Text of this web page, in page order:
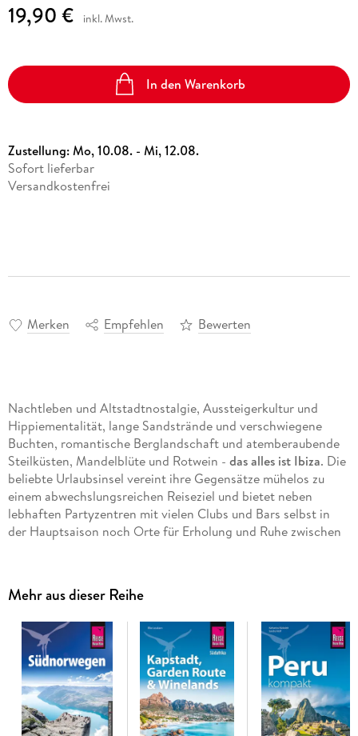
19,90 € inkl. Mwst.
In den Warenkorb
Zustellung:Mo, 10.08. - Mi, 12.08.
Sofort lieferbar
Versandkostenfrei
Merken Empfehlen Bewerten
Nachtleben und Altstadtnostalgie, Aussteigerkultur und
Hippiementalität, lange Sandstrände und verschwiegene
Buchten, romantische Berglandschaft und atemberaubende
Steilküsten, Mandelblüte und Rotwein - das alles ist Ibiza. Die
beliebte Urlaubsinsel vereint ihre Gegensätze mühelos zu
einem abwechslungsreichen Reiseziel und bietet neben
lebhaften Partyzentren mit vielen Clubs und Bars selbst in
der Hauptsaison noch Orte für Erholung und Ruhe zwischen
entspanntes, authentisches Inselleben.
Das steckt in unserem Reiseführer Ibiza mit Formentera:
- Beschreibungen aller Städte, Regionen und Strände Ibizas:
Eivissa (Ibiza-Stadt), Santa Eulària des Riu und der Osten, der
Inselnorden mit Port Sant Miquel und Portinatx, der
Nordwesten mit Sant Antoni, der Südwesten mit Sant Josep
Mehr aus dieser Reihe